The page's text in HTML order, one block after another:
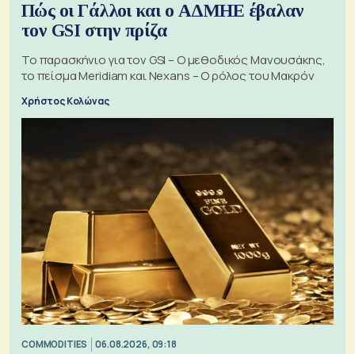
Πώς οι Γάλλοι και ο ΑΔΜΗΕ έβαλαν
τον GSI στην πρίζα
Το παρασκήνιο για τον GSI – Ο μεθοδικός Μανουσάκης,
το πείσμα Meridiam και Nexans – Ο ρόλος του Μακρόν
Χρήστος Κολώνας
COMMODITIES 06.08.2026, 09:18